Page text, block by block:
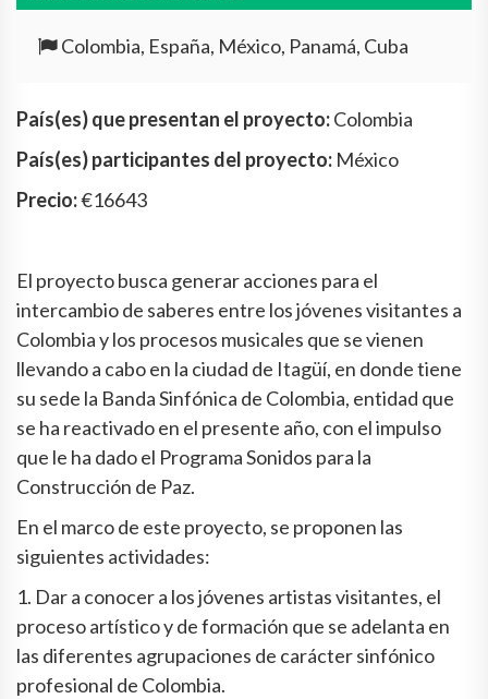
Colombia, España, México, Panamá, Cuba
País(es) que presentan el proyecto:Colombia
País(es) participantes del proyecto: México
Precio:€16643
El proyecto busca generar acciones para el
intercambio de saberes entre los jóvenes visitantes a
Colombia y los procesos musicales que se vienen
llevando a cabo en la ciudad de Itagüí, en donde tiene
su sede la Banda Sinfónica de Colombia, entidad que
se ha reactivado en el presente año, con el impulso
que le ha dado el Programa Sonidos para la
Construcción de Paz.
En el marco de este proyecto, se proponen las
siguientes actividades:
1. Dar a conocer a los jóvenes artistas visitantes, el
proceso artístico y de formación que se adelanta en
las diferentes agrupaciones de carácter sinfónico
profesional de Colombia.